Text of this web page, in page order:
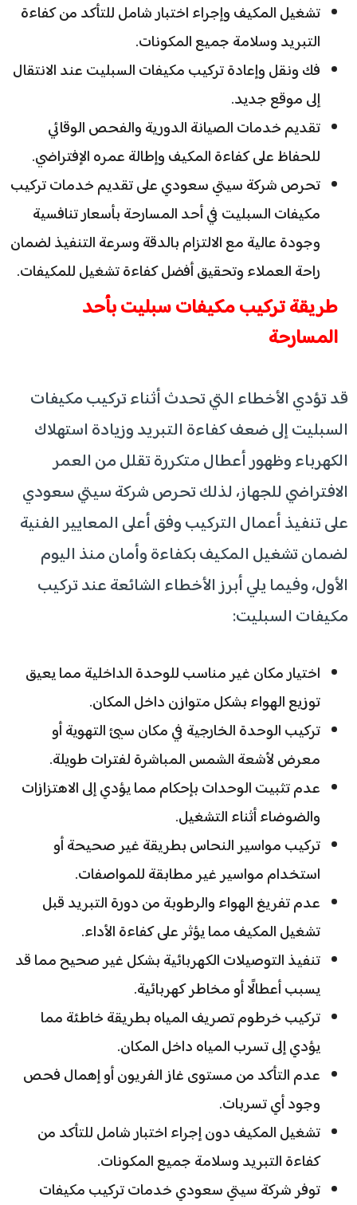
تشغيل المكيف وإجراء اختبار شامل للتأكد من كفاءة
التبريد وسلامة جميع المكونات.
فك ونقل وإعادة تركيب مكيفات السبليت عند الانتقال
إلى موقع جديد.
تقديم خدمات الصيانة الدورية والفحص الوقائي
للحفاظ على كفاءة المكيف وإطالة عمره الإفتراضي.
تحرص شركة سيتي سعودي على تقديم خدمات تركيب
مكيفات السبليت في أحد المسارحة بأسعار تنافسية
وجودة عالية مع الالتزام بالدقة وسرعة التنفيذ لضمان
راحة العملاء وتحقيق أفضل كفاءة تشغيل للمكيفات.
طريقة تركيب مكيفات سبليت بأحد
المسارحة
قد تؤدي الأخطاء التي تحدث أثناء تركيب مكيفات
السبليت إلى ضعف كفاءة التبريد وزيادة استهلاك
الكهرباء وظهور أعطال متكررة تقلل من العمر
الافتراضي للجهاز، لذلك تحرص شركة سيتي سعودي
على تنفيذ أعمال التركيب وفق أعلى المعايير الفنية
لضمان تشغيل المكيف بكفاءة وأمان منذ اليوم
الأول، وفيما يلي أبرز الأخطاء الشائعة عند تركيب
مكيفات السبليت:
اختيار مكان غير مناسب للوحدة الداخلية مما يعيق
توزيع الهواء بشكل متوازن داخل المكان.
تركيب الوحدة الخارجية في مكان سيئ التهوية أو
معرض لأشعة الشمس المباشرة لفترات طويلة.
عدم تثبيت الوحدات بإحكام مما يؤدي إلى الاهتزازات
والضوضاء أثناء التشغيل.
تركيب مواسير النحاس بطريقة غير صحيحة أو
استخدام مواسير غير مطابقة للمواصفات.
عدم تفريغ الهواء والرطوبة من دورة التبريد قبل
تشغيل المكيف مما يؤثر على كفاءة الأداء.
تنفيذ التوصيلات الكهربائية بشكل غير صحيح مما قد
يسبب أعطالًا أو مخاطر كهربائية.
تركيب خرطوم تصريف المياه بطريقة خاطئة مما
يؤدي إلى تسرب المياه داخل المكان.
عدم التأكد من مستوى غاز الفريون أو إهمال فحص
وجود أي تسربات.
تشغيل المكيف دون إجراء اختبار شامل للتأكد من
كفاءة التبريد وسلامة جميع المكونات.
توفر شركة سيتي سعودي خدمات تركيب مكيفات